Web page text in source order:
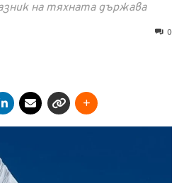
на тяхната държава
0